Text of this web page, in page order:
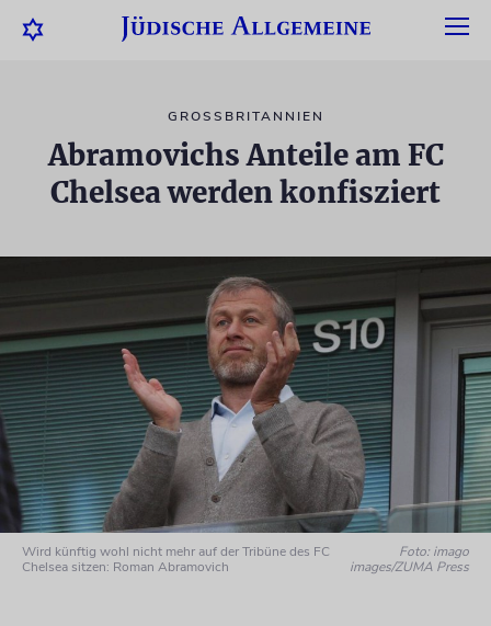
GROSSBRITANNIEN
Abramovichs Anteile am FC
Chelsea werden konfisziert
Wird künftig wohl nicht mehr auf der Tribüne des FC
Chelsea sitzen: Roman Abramovich
Foto: imago
images/ZUMA Press